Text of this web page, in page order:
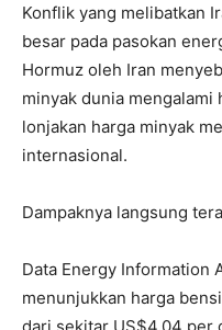
Konflik yang melibatkan
besar pada pasokan
Hormuz oleh Iran
minyak dunia
lonjakan harga minyak
internasional.
Dampaknya langsung
Data Energy Information
menunjukkan harga